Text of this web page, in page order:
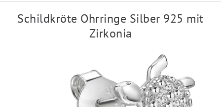
Schildkröte Ohrringe Silber 925 mit
Zirkonia